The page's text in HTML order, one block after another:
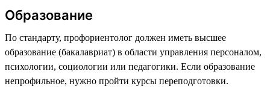
Образование
По стандарту, профориентолог должен иметь высшее
образование (бакалавриат) в области управления персоналом,
психологии, социологии или педагогики. Если образование
непрофильное, нужно пройти курсы переподготовки.